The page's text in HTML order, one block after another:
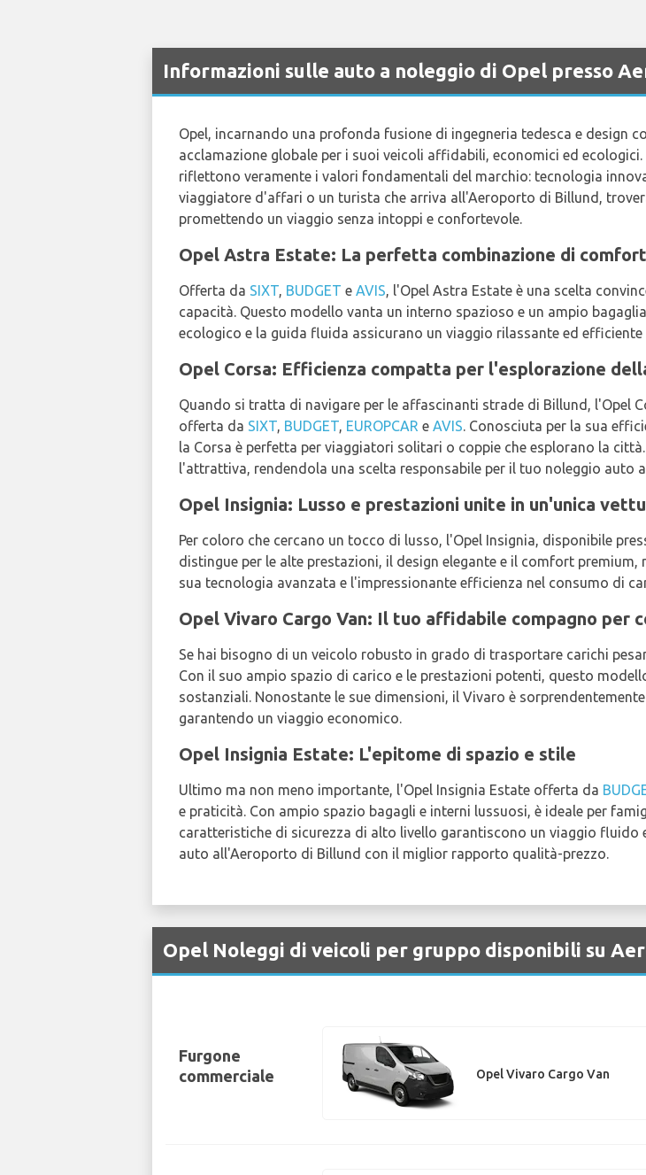
Informazioni sulle auto a noleggio di Opel presso
Opel, incarnando una profonda fusione di ingegneria tedesca e design
acclamazione globale per i suoi veicoli affidabili, economici ed
riflettono veramente i valori fondamentali del marchio: tecnologia
viaggiatore d'affari o un turista che arriva all'Aeroporto di Billund,
promettendo un viaggio senza intoppi e confortevole.
Opel Astra Estate: La perfetta combinazione di
Offerta da SIXT, BUDGET e AVIS, l'Opel Astra Estate è una scelta
capacità. Questo modello vanta un interno spazioso e un ampio
ecologico e la guida fluida assicurano un viaggio rilassante ed
Opel Corsa: Efficienza compatta per l'esplorazione
Quando si tratta di navigare per le affascinanti strade di Billund, l'Opel
offerta da SIXT, BUDGET, EUROPCAR e AVIS. Conosciuta per la sua
la Corsa è perfetta per viaggiatori solitari o coppie che esplorano la
l'attrattiva, rendendola una scelta responsabile per il tuo noleggio auto
Opel Insignia: Lusso e prestazioni unite in un'unica
Per coloro che cercano un tocco di lusso, l'Opel Insignia, disponibile
distingue per le alte prestazioni, il design elegante e il comfort
sua tecnologia avanzata e l'impressionante efficienza nel consumo di
Opel Vivaro Cargo Van: Il tuo affidabile compagno per
Se hai bisogno di un veicolo robusto in grado di trasportare carichi
Con il suo ampio spazio di carico e le prestazioni potenti, questo
sostanziali. Nonostante le sue dimensioni, il Vivaro è
garantendo un viaggio economico.
Opel Insignia Estate: L'epitome di spazio e stile
Ultimo ma non meno importante, l'Opel Insignia Estate offerta da
e praticità. Con ampio spazio bagagli e interni lussuosi, è ideale per
caratteristiche di sicurezza di alto livello garantiscono un viaggio fluido
auto all'Aeroporto di Billund con il miglior rapporto qualità-prezzo.
Opel Noleggi di veicoli per gruppo disponibili su
Furgone
commerciale
Opel Vivaro Cargo Van